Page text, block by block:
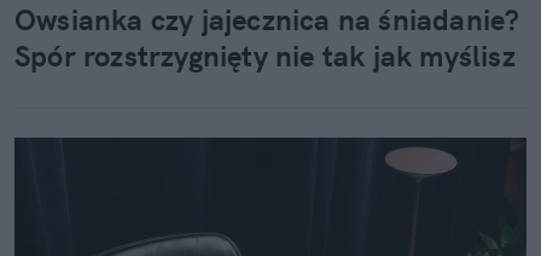
Owsianka czy jajecznica na śniadanie?
Spór rozstrzygnięty nie tak jak myślisz